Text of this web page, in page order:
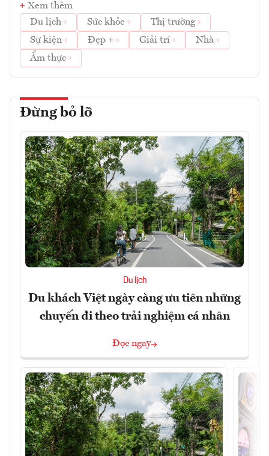
Xem thêm
Du lịch
Sức khỏe
Thị trường
Sự kiện
Đẹp + Giải trí
Nhà
Ẩm thực
Đừng bỏ lỡ
Du lịch
Du khách Việt ngày càng ưu tiên những
chuyến đi theo trải nghiệm cá nhân
Đọc ngay